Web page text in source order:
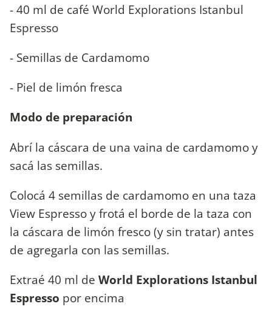
- 40 ml de café World Explorations Istanbul
Espresso
- Semillas de Cardamomo
- Piel de limón fresca
Modo de preparación
Abrí la cáscara de una vaina de cardamomo y
sacá las semillas.
Colocá 4 semillas de cardamomo en una taza
View Espresso y frotá el borde de la taza con
la cáscara de limón fresco (y sin tratar) antes
de agregarla con las semillas.
Extraé 40 ml de World Explorations Istanbul
Espresso por encima